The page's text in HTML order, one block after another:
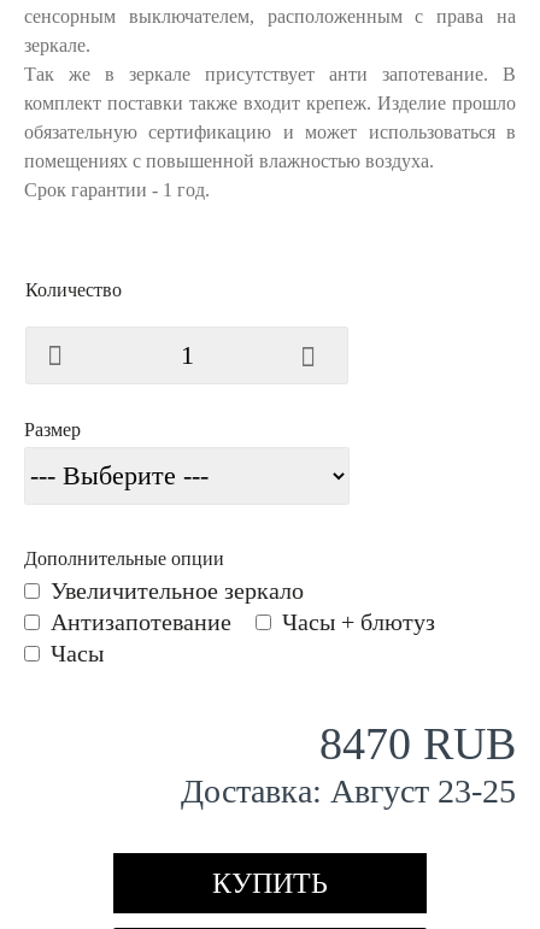
сенсорным выключателем, расположенным с права на
зеркале.
Так же в зеркале присутствует анти запотевание. В
комплект поставки также входит крепеж. Изделие прошло
обязательную сертификацию и может использоваться в
помещениях с повышенной влажностью воздуха.
Срок гарантии - 1 год.
8470 RUB
Размер
Дополнительные опции
Увеличительное зеркало
Антизапотевание
Часы + блютуз
Часы
Количество
Доставка: Август 23-25
КУПИТЬ